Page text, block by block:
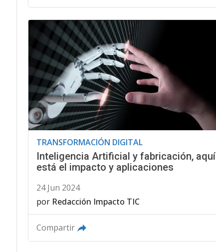
TRANSFORMACIÓN DIGITAL
Inteligencia Artificial y fabricación, aquí
está el impacto y aplicaciones
24 Jun 2024
por Redacción Impacto TIC
Compartir